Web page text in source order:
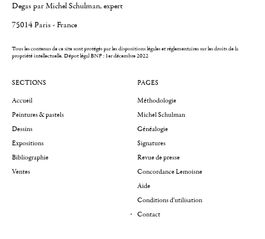
Degas par Michel Schulman, expert
75014 Paris - France
Tous les contenus de ce site sont protégés par les dispositions légales et réglementaires sur les droits de la
propriété intellectuelle.Dépot légal BNF : 1er décembre 2022
SECTIONS
Accueil
Peintures & pastels
Dessins
Expositions
Bibliographie
Ventes
PAGES
Méthodologie
Michel Schulman
Généalogie
Signatures
Revue de presse
Concordance Lemoisne
Aide
Conditions d'utilisation
Contact